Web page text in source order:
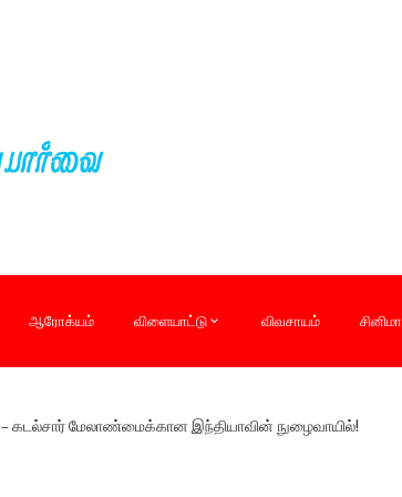
ஆரோக்யம் விளையாட்டு விவசாயம் சினிமா
– கடல்சார் மேலாண்மைக்கான இந்தியாவின் நுழைவாயில்!